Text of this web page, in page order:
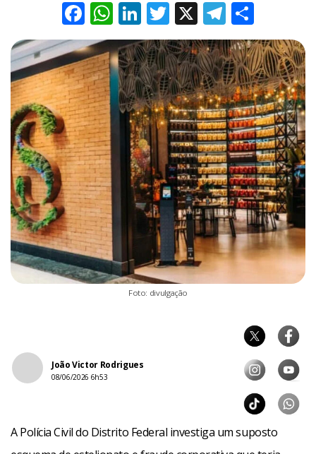
Facebook
WhatsApp
LinkedIn
Twitter
X
Foto: divulgação
João Victor Rodrigues
08/06/2026 6h53
A Polícia Civil do Distrito Federal investiga um suposto